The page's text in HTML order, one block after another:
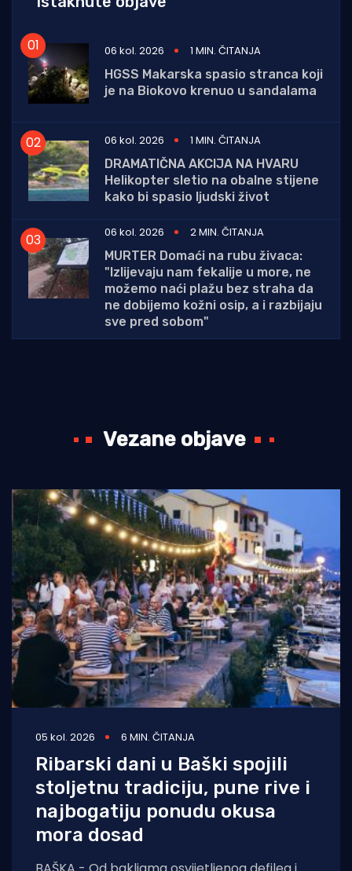
06 kol. 2026
1 MIN. ČITANJA
HGSS Makarska spasio stranca koji
je na Biokovo krenuo u sandalama
06 kol. 2026
1 MIN. ČITANJA
DRAMATIČNA AKCIJA NA HVARU
Helikopter sletio na obalne stijene
kako bi spasio ljudski život
06 kol. 2026
2 MIN. ČITANJA
MURTER Domaći na rubu živaca:
"Izlijevaju nam fekalije u more, ne
možemo naći plažu bez straha da
ne dobijemo kožni osip, a i razbijaju
sve pred sobom"
Vezane objave
05 kol. 2026 6 MIN. ČITANJA
Ribarski dani u Baški spojili
stoljetnu tradiciju, pune rive i
najbogatiju ponudu okusa
mora dosad